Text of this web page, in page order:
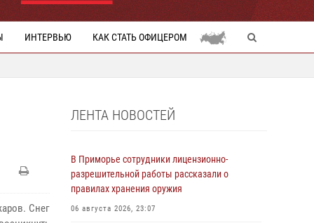
ИНТЕРВЬЮ КАК СТАТЬ ОФИЦЕРОМ
Снег
ЛЕНТА НОВОСТЕЙ
В Приморье сотрудники лицензионно-
разрешительной работы рассказали о
правилах хранения оружия
06 августа 2026, 23:07